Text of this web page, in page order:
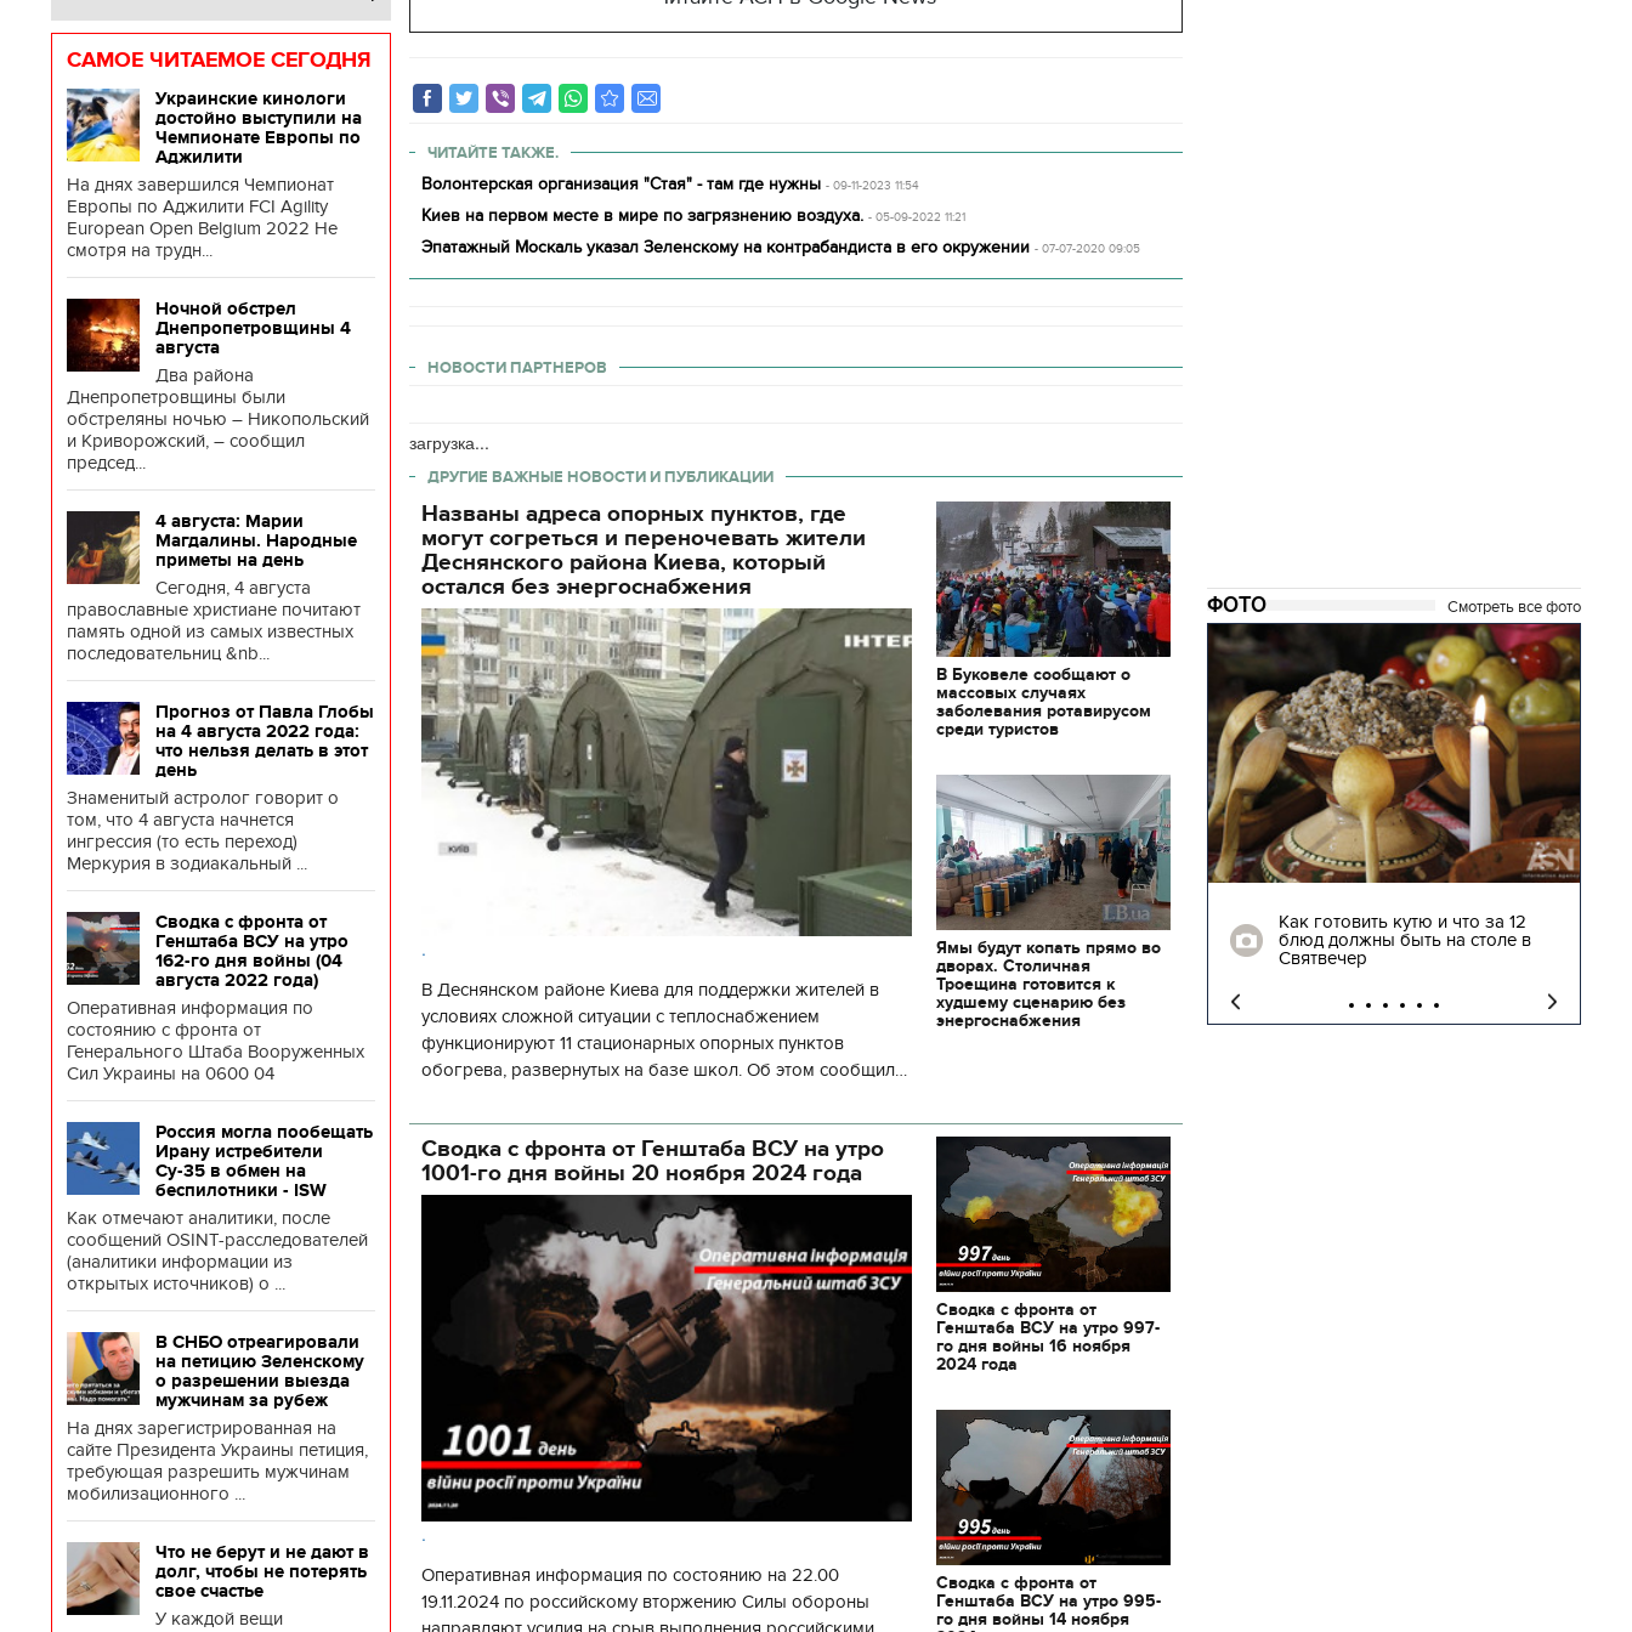
САМОЕ ЧИТАЕМОЕ СЕГОДНЯ
Украинские кинологи
достойно выступили на
Чемпионате Европы по
Аджилити
На днях завершился Чемпионат
Европы по Аджилити FCI Agility
European Open Belgium 2022 Не
смотря на трудн...
Ночной обстрел
Днепропетровщины 4
августа
Два района
Днепропетровщины были
обстреляны ночью – Никопольский
и Криворожский, – сообщил
председ...
4 августа: Марии
Магдалины. Народные
приметы на день
Сегодня, 4 августа
православные христиане почитают
память одной из самых известных
последовательниц &nb...
Прогноз от Павла Глобы
на 4 августа 2022 года:
что нельзя делать в этот
день
Знаменитый астролог говорит о
том, что 4 августа начнется
ингрессия (то есть переход)
Меркурия в зодиакальный ...
Сводка с фронта от
Генштаба ВСУ на утро
162-го дня войны (04
августа 2022 года)
Оперативная информация по
состоянию с фронта от
Генерального Штаба Вооруженных
Сил Украины на 0600 04
Россия могла пообещать
Ирану истребители
Су-35 в обмен на
беспилотники - ISW
Как отмечают аналитики, после
сообщений OSINT-расследователей
(аналитики информации из
открытых источников) о ...
В СНБО отреагировали
на петицию Зеленскому
о разрешении выезда
мужчинам за рубеж
На днях зарегистрированная на
сайте Президента Украины петиция,
требующая разрешить мужчинам
мобилизационного ...
Что не берут и не дают в
долг, чтобы не потерять
свое счастье
У каждой вещи
ЧИТАЙТЕ ТАКЖЕ.
Волонтерская организация "Стая" - там где нужны - 09-11-2023 11:54
Киев на первом месте в мире по загрязнению воздуха. - 05-09-2022 11:21
Эпатажный Москаль указал Зеленскому на контрабандиста в его окружении - 07-07-2020 09:05
НОВОСТИ ПАРТНЕРОВ
загрузка...
ДРУГИЕ ВАЖНЫЕ НОВОСТИ И ПУБЛИКАЦИИ
Названы адреса опорных пунктов, где
могут согреться и переночевать жители
Деснянского района Киева, который
остался без энергоснабжения
.
В Деснянском районе Киева для поддержки жителей в
условиях сложной ситуации с теплоснабжением
функционируют 11 стационарных опорных пунктов
обогрева, развернутых на базе школ. Об этом сообщил
государственной а
В Буковеле сообщают о
массовых случаях
заболевания ротавирусом
среди туристов
Ямы будут копать прямо во
дворах. Столичная
Троещина готовится к
худшему сценарию без
энергоснабжения
Сводка с фронта от Генштаба ВСУ на утро
1001-го дня войны 20 ноября 2024 года
.
Оперативная информация по состоянию на 22.00
19.11.2024 по российскому вторжению Силы обороны
Сводка с фронта от
Генштаба ВСУ на утро 997-
го дня войны 16 ноября
2024 года
Сводка с фронта от
Генштаба ВСУ на утро 995-
го дня войны 14 ноября
ФОТО Смотреть все фото
11.10.2017 | 16:22
Времена Руси: как выглядят
декорации к фильму
"Сторожевая застава"
Как готовить кутю и что за 12
блюд должны быть на столе в
Святвечер